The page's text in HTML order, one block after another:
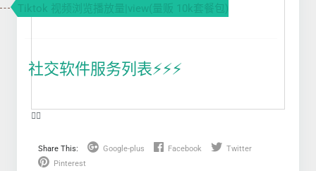
Tiktok 视频浏览播放量|view(量贩 10k套餐包)
社交软件服务列表⚡️⚡️⚡️
❤️‍🔥
Share This: Google-plus Facebook
Twitter
Pinterest